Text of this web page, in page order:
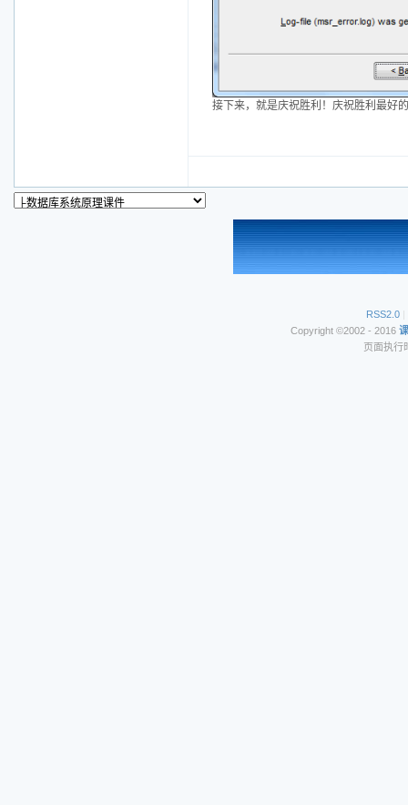
接下来，就是庆祝胜利！庆祝胜利最好
RSS2.0 |
Copyright ©2002 - 2016
页面执行